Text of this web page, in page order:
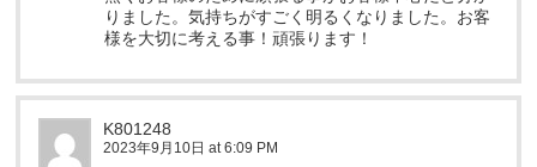
りました。気持ちがすごく明るくなりました。お客
様を大切に考える事！頑張ります！
K801248
2023年9月10日 at 6:09 PM